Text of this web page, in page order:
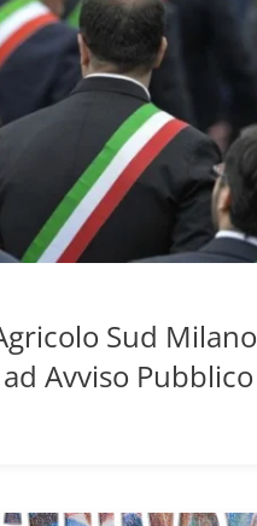
Sud Milano
Avviso Pubblico